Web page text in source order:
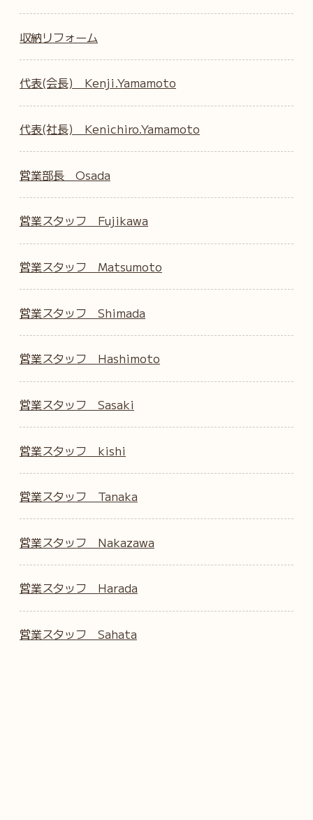
収納リフォーム
代表(会長) Kenji.Yamamoto
代表(社長) Kenichiro.Yamamoto
営業部長 Osada
営業スタッフ Fujikawa
営業スタッフ Matsumoto
営業スタッフ Shimada
営業スタッフ Hashimoto
営業スタッフ Sasaki
営業スタッフ kishi
営業スタッフ Tanaka
営業スタッフ Nakazawa
営業スタッフ Harada
営業スタッフ Sahata